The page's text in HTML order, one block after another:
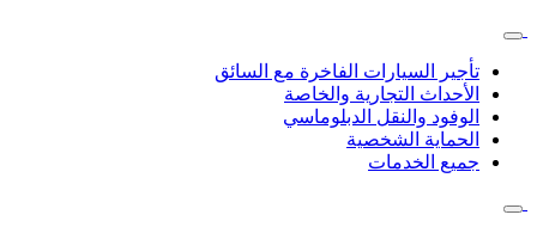
تأجير السيارات الفاخرة مع السائق
الأحداث التجارية والخاصة
الوفود والنقل الدبلوماسي
الحماية الشخصية
جميع الخدمات